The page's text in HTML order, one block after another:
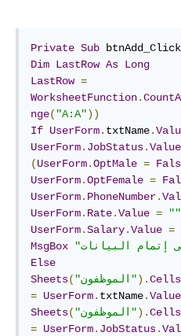
Private Sub btnAdd_Click
Dim LastRow As Long
LastRow =
WorksheetFunction.CountA
nge( "A:A"))
If UserForm. txtName.
UserForm. JobStatus.Value
(UserForm.OptMale =
UserForm.OptFemale =
UserForm. PhoneNumber.
UserForm. Rate.Value = ""
UserForm.Salary.Value =
MsgBox
Else
Sheets( "الموظفون").Cells
= UserForm. txtName.Value
Sheets( "الموظفون").Cells
= UserForm. JobStatus.